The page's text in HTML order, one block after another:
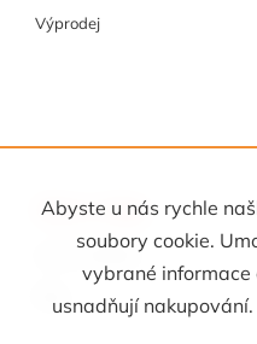
Abyste u nás rychle
soubory cookie.
vybrané
usnadňují nakupování.
Výprodej
Akce a tipy
Akční nabídka